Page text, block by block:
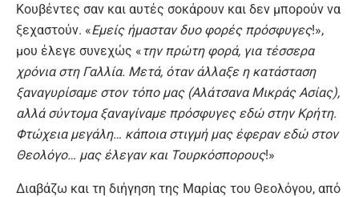
Κουβέντες σαν και αυτές σοκάρουν και δεν μπορούν να
ξεχαστούν. «Εμείς ήμασταν δυο φορές πρόσφυγες!»,
μου έλεγε συνεχώς «την πρώτη φορά, για τέσσερα
χρόνια στη Γαλλία. Μετά, όταν άλλαξε η κατάσταση
ξαναγυρίσαμε στον τόπο μας (Αλάτσανα Μικράς Ασίας),
αλλά σύντομα ξαναγίναμε πρόσφυγες εδώ στην Κρήτη.
Φτώχεια μεγάλη… κάποια στιγμή μας έφεραν εδώ στον
Θεολόγο… μας έλεγαν και Τουρκόσπορους!»
Διαβάζω και τη διήγηση της Μαρίας του Θεολόγου, από